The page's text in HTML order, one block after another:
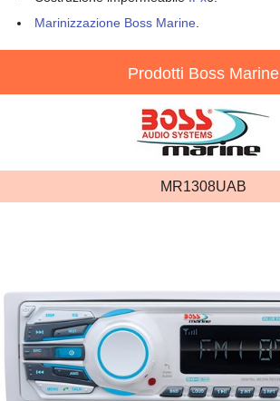
Marinizzazione Boss Marine
Prodotti Boss Marine
MR1308UAB